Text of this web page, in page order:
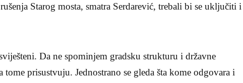
Starog mosta, smatra Serdarević, trebali bi se uključiti i
Da ne spominjem gradsku strukturu i državne
prisustvuju. Jednostrano se gleda šta kome odgovara i